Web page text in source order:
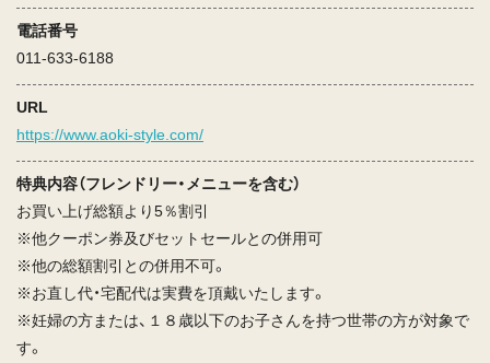
電話番号
011-633-6188
URL
https://www.aoki-style.com/
特典内容（フレンドリー・メニューを含む）
お買い上げ総額より5％割引
※他クーポン券及びセットセールとの併用可
※他の総額割引との併用不可。
※お直し代・宅配代は実費を頂戴いたします。
※妊婦の方または、１８歳以下のお子さんを持つ世帯の方が対象で
す。